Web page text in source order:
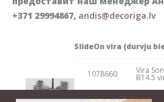
+371 29994867, andis@decoriga.lv
SlideOn vira (durvju
1078660 Vira
B14.5